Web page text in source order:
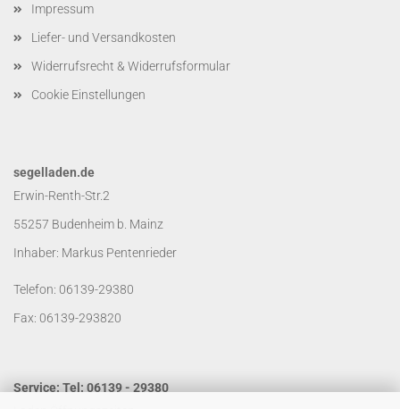
Impressum
Liefer- und Versandkosten
Widerrufsrecht & Widerrufsformular
Cookie Einstellungen
segelladen.de
Erwin-Renth-Str.2
55257 Budenheim b. Mainz
Inhaber: Markus Pentenrieder
Telefon: 06139-29380
Fax: 06139-293820
Service: Tel: 06139 - 29380